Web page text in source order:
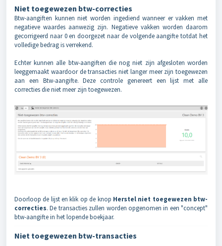
Niet toegewezen btw-correcties
Btw-aangiften kunnen niet worden ingediend wanneer er vakken met
negatieve waardes aanwezig zijn. Negatieve vakken worden daarom
gecorrigeerd naar 0 en doorgezet naar de volgende aangifte totdat het
volledige bedrag is verrekend.
Echter kunnen alle btw-aangiften die nog niet zijn afgesloten worden
leeggemaakt waardoor de transacties niet langer meer zijn toegewezen
aan een Btw-aangifte. Deze controle genereert een lijst met alle
correcties die niet meer zijn toegewezen.
Doorloop de lijst en klik op de knop Herstel niet toegewezen btw-
correcties. De transacties zullen worden opgenomen in een "concept"
btw-aangifte in het lopende boekjaar.
Niet toegewezen btw-transacties